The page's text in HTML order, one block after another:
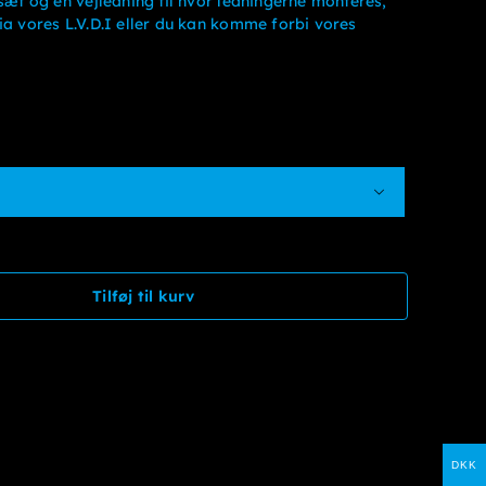
kr. 20.000kr. 16.000
vores L.V.D.I eller du kan komme forbi vores

Tilføj til kurv
DKK